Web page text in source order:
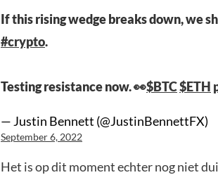
If this rising wedge breaks down, we
#crypto.
Testing resistance now. 👀$BTC$ETH
— Justin Bennett (@JustinBennettFX)
September 6, 2022
Het is op dit moment echter nog niet